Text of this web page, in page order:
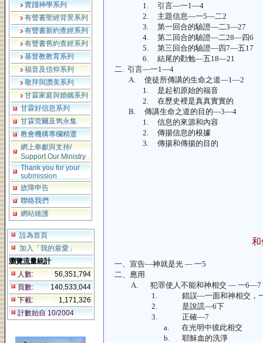
實踐神學系列
有聲書聖經背景系列
有聲書新約查經系列
有聲書舊約查經系列
基督教教育系列
福音及信仰系列
敬拜與讚美系列
甘霖家庭與婚姻系列
甘霖好信息系列
甘霖莞爾及雋永集
教會機構專欄精選
網上奉獻與支持/
Support Our Ministry
Thank you for your
submission
故障申告
聯絡我們
網站維護
設為首頁
加入「我的最愛」
瀏覽流量統計
人數:
56,351,794
頁數:
140,533,044
下載:
1,171,326
計數始自 10/2004
1.
引言—一1—4
2.
主題信息—一5—二2
3.
第一回合的驗證—二3—27
4.
第二回合的驗證—二28—四6
5.
第三回合的驗證—四7—五17
6.
結尾的勸勉—五18—21
二. 引言—一1—4
A.
使徒所傳講的生命之道—1—2
1.
是起初原始的福音
2.
在歷史裡是真真實實的
B.
傳講生命之道的目的—3—4
1.
信息的來源和內容
2.
傳揚信息的根據
3.
傳揚和傳揚的目的
和
一、 宣告—神就是光 — 一5
二、 應用
A.
犯罪使人不能和神相交 — 一6—7
1.
錯誤—一面和神相交，
2.
是說謊—6下
3.
正確—7
a.
在光明中彼此相交
b.
耶穌血的洗淨